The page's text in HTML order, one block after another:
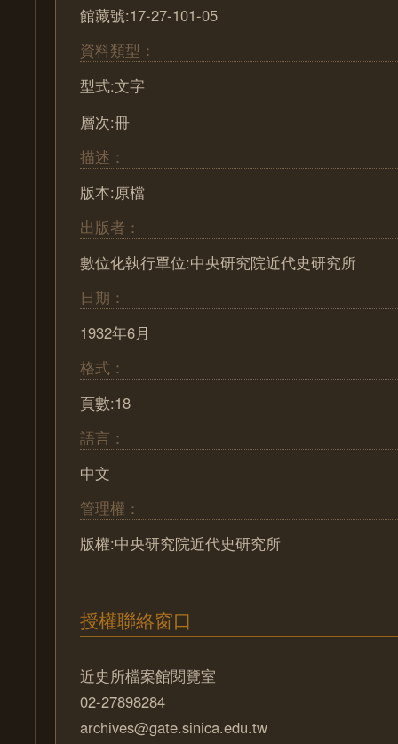
館藏號:17-27-101-05
資料類型：
型式:文字
層次:冊
描述：
版本:原檔
出版者：
數位化執行單位:中央研究院近代史研究所
日期：
1932年6月
格式：
頁數:18
語言：
中文
管理權：
版權:中央研究院近代史研究所
授權聯絡窗口
近史所檔案館閱覽室
02-27898284
archives@gate.sinica.edu.tw